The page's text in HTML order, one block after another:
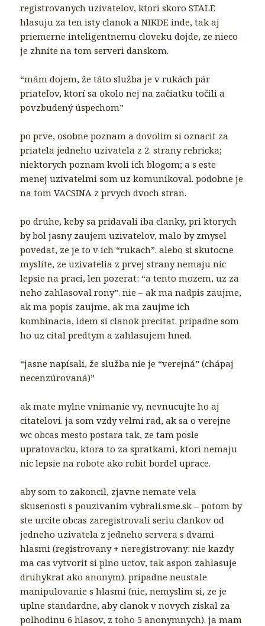
registrovanych uzivatelov, ktori skoro STALE
hlasuju za ten isty clanok a NIKDE inde, tak aj
priemerne inteligentnemu cloveku dojde, ze nieco
je zhnite na tom serveri danskom.
“mám dojem, že táto služba je v rukách pár
priateľov, ktorí sa okolo nej na začiatku točili a
povzbudený úspechom”
po prve, osobne poznam a dovolim si oznacit za
priatela jedneho uzivatela z 2. strany rebricka;
niektorych poznam kvoli ich blogom; a s este
menej uzivatelmi som uz komunikoval. podobne je
na tom VACSINA z prvych dvoch stran.
po druhe, keby sa pridavali iba clanky, pri ktorych
by bol jasny zaujem uzivatelov, malo by zmysel
povedat, ze je to v ich “rukach”. alebo si skutocne
myslite, ze uzivatelia z prvej strany nemaju nic
lepsie na praci, len pozerat: “a tento mozem, uz za
neho zahlasoval rony”. nie – ak ma nadpis zaujme,
ak ma popis zaujme, ak ma zaujme ich
kombinacia, idem si clanok precitat. pripadne som
ho uz cital predtym a zahlasujem hned.
“jasne napísali, že služba nie je “verejná” (chápaj
necenzúrovaná)”
ak mate mylne vnimanie vy, nevnucujte ho aj
citatelovi. ja som vzdy velmi rad, ak sa o verejne
wc obcas mesto postara tak, ze tam posle
upratovacku, ktora to za spratkami, ktori nemaju
nic lepsie na robote ako robit bordel uprace.
aby som to zakoncil, zjavne nemate vela
skusenosti s pouzivanim vybrali.sme.sk – potom by
ste urcite obcas zaregistrovali seriu clankov od
jedneho uzivatela z jedneho servera s dvami
hlasmi (registrovany + neregistrovany: nie kazdy
ma cas vytvorit si plno uctov, tak aspon zahlasuje
druhykrat ako anonym). pripadne neustale
manipulovanie s hlasmi (nie, nemyslim si, ze je
uplne standardne, aby clanok v novych ziskal za
polhodinu 6 hlasov, z toho 5 anonymnych). ja mam